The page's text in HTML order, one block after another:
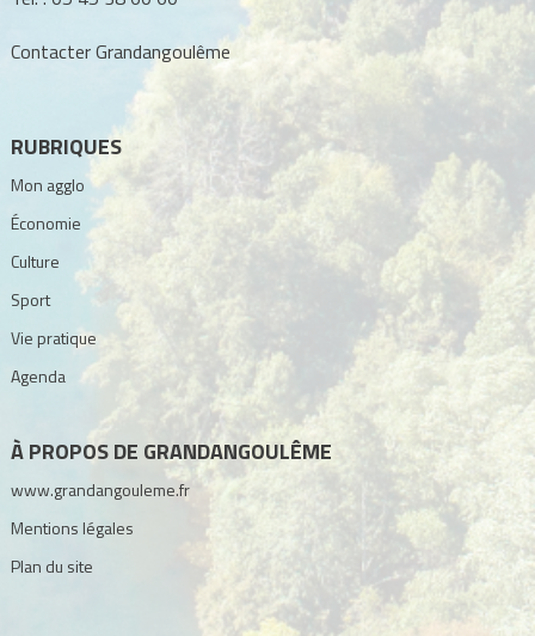
Contacter Grandangoulême
RUBRIQUES
Mon agglo
Économie
Culture
Sport
Vie pratique
Agenda
À PROPOS DE GRANDANGOULÊME
www.grandangouleme.fr
Mentions légales
Plan du site